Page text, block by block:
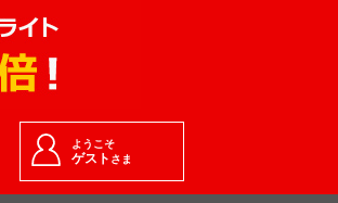
ようこそ
ゲスト さま